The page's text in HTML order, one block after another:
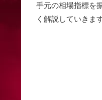
手元の相場指標を
く解説していきます